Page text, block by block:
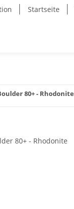
Startseite
80+ - Rhodonite